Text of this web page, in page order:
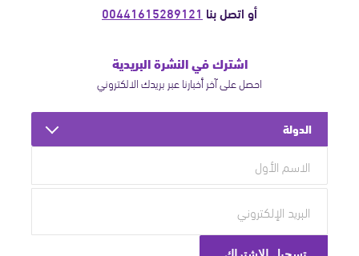
أو اتصل بنا 00441615289121
اشترك في النشرة البريدية
احصل على آخر أخبارنا عبر بريدك الالكتروني
الدولة